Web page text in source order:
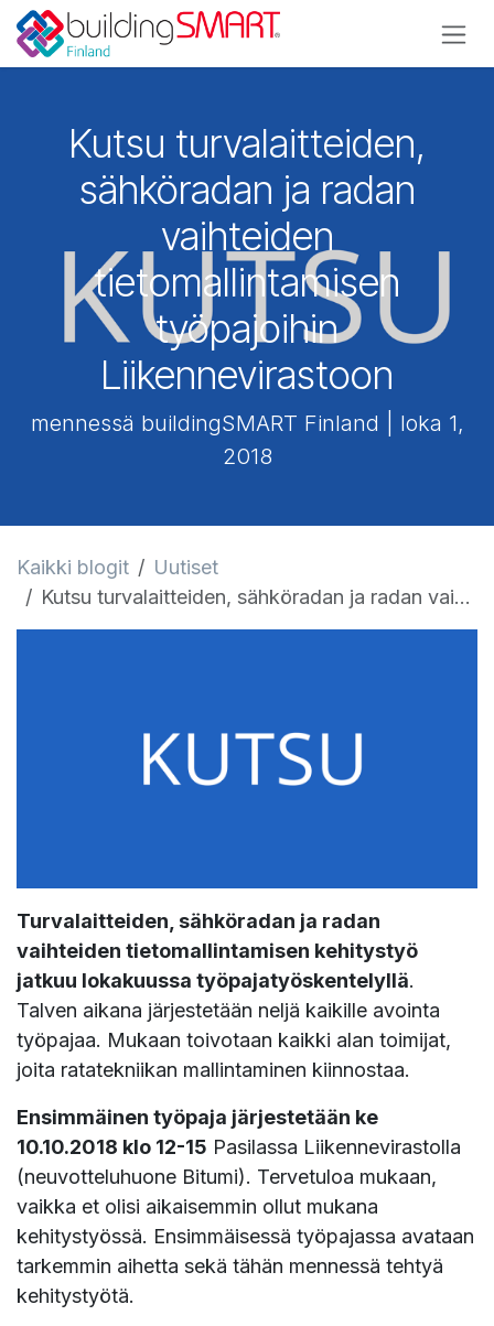
Siirry sisältöön
Kutsu turvalaitteiden,
sähköradan ja radan
vaihteiden
tietomallintamisen
työpajoihin
Liikennevirastoon
mennessä buildingSMART Finland | loka 1,
2018
Kaikki blogit
Uutiset
Kutsu turvalaitteiden, sähköradan ja radan vaihteiden tietomallintamisen työpajoihin Liikennevirastoon
Turvalaitteiden, sähköradan ja radan
vaihteiden tietomallintamisen kehitystyö
jatkuu lokakuussa työpajatyöskentelyllä.
Talven aikana järjestetään neljä kaikille avointa
työpajaa. Mukaan toivotaan kaikki alan toimijat,
joita ratatekniikan mallintaminen kiinnostaa.
Ensimmäinen työpaja järjestetään ke
10.10.2018 klo 12-15 Pasilassa Liikennevirastolla
(neuvotteluhuone Bitumi). Tervetuloa mukaan,
vaikka et olisi aikaisemmin ollut mukana
kehitystyössä. Ensimmäisessä työpajassa avataan
tarkemmin aihetta sekä tähän mennessä tehtyä
kehitystyötä.